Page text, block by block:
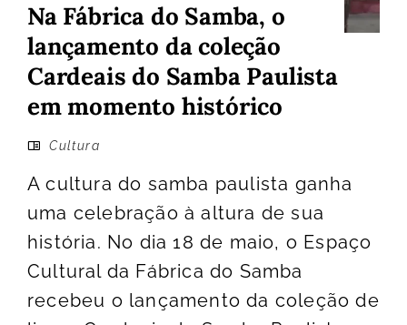
Na Fábrica do Samba, o
lançamento da coleção
Cardeais do Samba Paulista
em momento histórico
Cultura
A cultura do samba paulista ganha
uma celebração à altura de sua
história. No dia 18 de maio, o Espaço
Cultural da Fábrica do Samba
recebeu o lançamento da coleção de